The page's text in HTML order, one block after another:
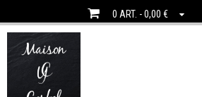
0 ART. - 0,00 €